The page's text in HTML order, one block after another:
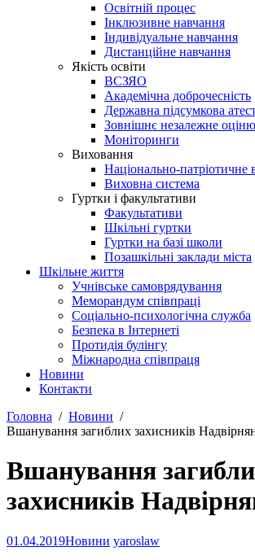
Освітній процес
Інклюзивне навчання
Індивідуальне навчання
Дистанційне навчання
Якість освіти
ВСЗЯО
Академічна доброчесність
Державна підсумкова
Зовнішнє незалежне
Моніторинги
Виховання
Національно-патріотичне
Виховна система
Гуртки і факультативи
Факультативи
Шкільні гуртки
Гуртки на базі школи
Позашкільні заклади міста
Шкільне життя
Учнівське самоврядування
Меморандум співпраці
Соціально-психологічна служба
Безпека в Інтернеті
Протидія булінгу
Міжнародна співпраця
Новини
Контакти
Головна
Новини
Вшанування загиблих захисників
Вшанування
захисників
01.04.2019Новини yaroslaw